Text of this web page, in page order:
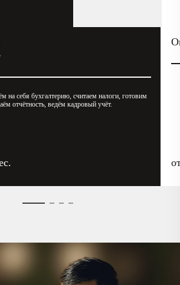
на себя бухгалтерию, считаем налоги, готовим
отчётность, ведём кадровый учёт.